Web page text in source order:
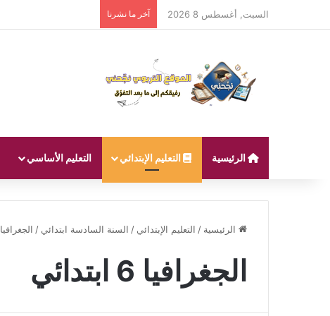
السبت, أغسطس 8 2026 آخر ما نشرنا
الرئيسية التعليم الإبتدائي التعليم الأساسي
الرئيسية / التعليم الإبتدائي / السنة السادسة ابتدائي / الجغرافيا 6 ابتدائي
الجغرافيا 6 ابتدائي